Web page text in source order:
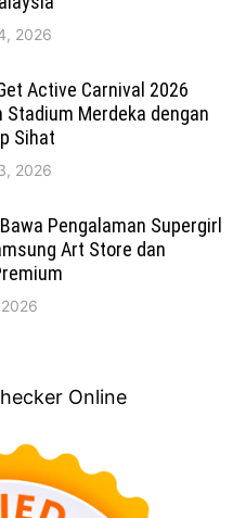
2026
Active Carnival 2026
Stadium Merdeka dengan
Sihat
2026
Pengalaman Supergirl
Art Store dan
Online